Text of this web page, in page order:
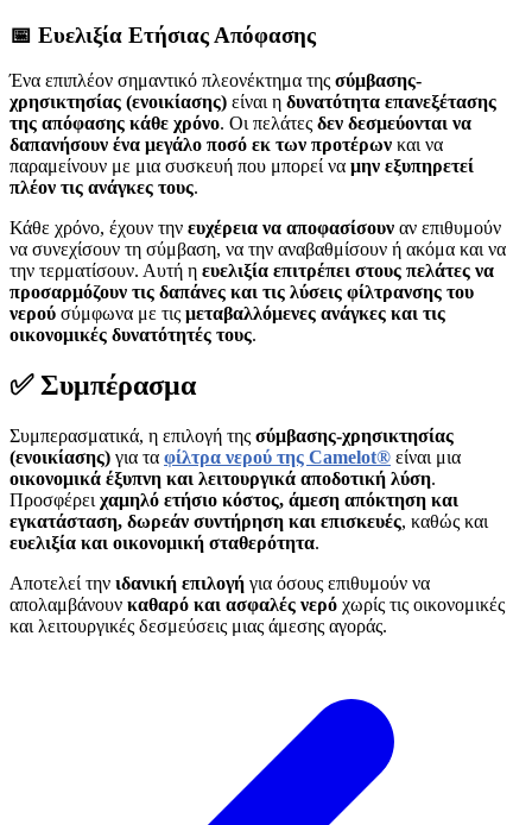
📅 Ευελιξία Ετήσιας Απόφασης
Ένα επιπλέον σημαντικό πλεονέκτημα της σύμβασης-
χρησικτησίας (ενοικίασης) είναι η δυνατότητα επανεξέτασης
της απόφασης κάθε χρόνο. Οι πελάτες δεν δεσμεύονται να
δαπανήσουν ένα μεγάλο ποσό εκ των προτέρων και να
παραμείνουν με μια συσκευή που μπορεί να μην εξυπηρετεί
πλέον τις ανάγκες τους.
Κάθε χρόνο, έχουν την ευχέρεια να αποφασίσουν αν επιθυμούν
να συνεχίσουν τη σύμβαση, να την αναβαθμίσουν ή ακόμα και να
την τερματίσουν. Αυτή η ευελιξία επιτρέπει στους πελάτες να
προσαρμόζουν τις δαπάνες και τις λύσεις φίλτρανσης του
νερού σύμφωνα με τις μεταβαλλόμενες ανάγκες και τις
οικονομικές δυνατότητές τους.
✅ Συμπέρασμα
Συμπερασματικά, η επιλογή της σύμβασης-χρησικτησίας
(ενοικίασης) για τα φίλτρα νερού της Camelot® είναι μια
οικονομικά έξυπνη και λειτουργικά αποδοτική λύση.
Προσφέρει χαμηλό ετήσιο κόστος, άμεση απόκτηση και
εγκατάσταση, δωρεάν συντήρηση και επισκευές, καθώς και
ευελιξία και οικονομική σταθερότητα.
Αποτελεί την ιδανική επιλογή για όσους επιθυμούν να
απολαμβάνουν καθαρό και ασφαλές νερό χωρίς τις οικονομικές
και λειτουργικές δεσμεύσεις μιας άμεσης αγοράς.